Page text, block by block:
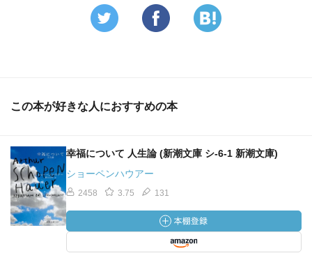
この本が好きな人におすすめの本
幸福について 人生論 (新潮文庫 シ-6-1 新潮文庫)
ショーペンハウアー
2458 3.75 131